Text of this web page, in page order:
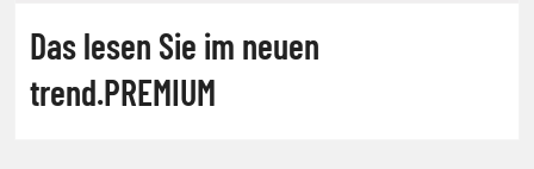
Das lesen Sie im neuen
trend.PREMIUM